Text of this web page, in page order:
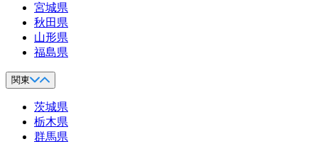
宮城県
秋田県
山形県
福島県
関東
茨城県
栃木県
群馬県